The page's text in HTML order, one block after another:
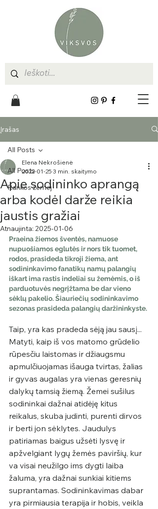
Įrašas
All Posts
Rankos žemėj
All Posts
Apie sodininko aprangą
arba kodėl darže reikia
jaustis gražiai
Elena Nekrošienė
2022-01-25 3 min. skaitymo
Atnaujinta: 2025-01-06
Praeina žiemos šventės, namuose
nupuošiamos eglutės ir nors tik tuomet,
rodos, prasideda tikroji žiema, ant
sodininkavimo fanatikų namų palangių
iškart ima rastis indeliai su žemėmis, o iš
parduotuvės negrįžtama be dar vieno
sėklų pakelio. Šiauriečių sodininkavimo
sezonas prasideda palangių daržininkyste.
Taip, yra kas pradeda sėją jau sausį...
Matyti, kaip iš vos matomo grūdelio
rūpesčiu laistomas ir džiaugsmu
apmulčiuojamas išauga tvirtas, žalias
ir gyvas augalas yra vienas geresnių
dalykų tamsią žiemą. Žemei sušilus
sodininkai dažnai atidėję kitus
reikalus, skuba judinti, purenti dirvos
ir berti jon sėklytes. Jaudulys
patiriamas baigus užsėti lysvę ir
apžvelgiant lygų žemės paviršių, kur
va visai neužilgo ims dygti laiba
žaluma, yra dažnai sunkiai kitiems
suprantamas. Sodininkavimas dabar
yra pirmiausia terapija ir hobis, veikla